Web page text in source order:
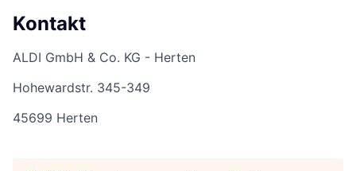
Kontakt
ALDI GmbH & Co. KG - Herten
Hohewardstr. 345-349
45699 Herten